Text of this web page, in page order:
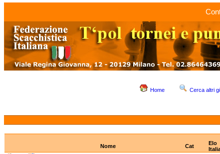
Home Cerca altri
Nome
Cat
Elo